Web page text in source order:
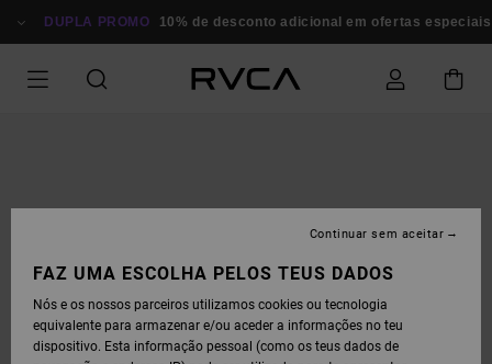
PARA
DUPLA PROMO 10% de desconto adicional em ofertas especiais
FAZ UMA ESCOLHA PELOS TEUS DADOS
Nós e os nossos parceiros utilizamos cookies ou tecnologia
equivalente para armazenar e/ou aceder a informações no teu
dispositivo. Esta informação pessoal (como os teus dados de
Continuar sem aceitar